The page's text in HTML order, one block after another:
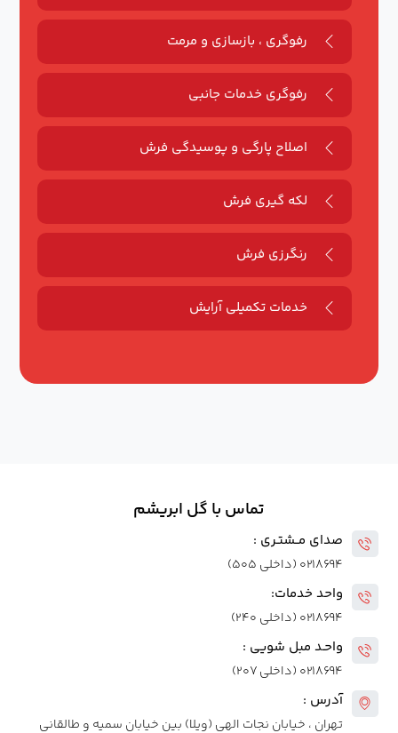
رفوگری ، بازسازی و مرمت
رفوگری خدمات جانبی
اصلاح پارگی و پوسیدگی فرش
لکه گیری فرش
رنگرزی فرش
خدمات تکمیلی آرایش
تماس با گل ابریشم
صدای مــشتـری :
۰۲۱۸۶۹۴ (داخلی ۵۰۵)
واحد خدمات:
۰۲۱۸۶۹۴ (داخلی ۲۴۰)
واحـد مبل شویی :
۰۲۱۸۶۹۴ (داخلی ۲۰۷)
آدرس :
تهران ، خیابان نجات الهی (ویلا) بین خیابان سمیه و طالقانی